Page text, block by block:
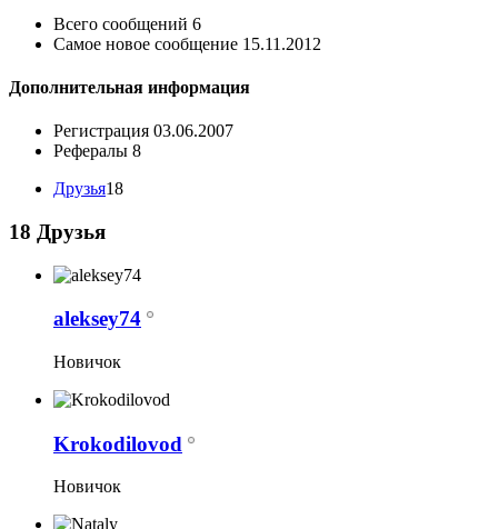
Всего сообщений 6
Самое новое сообщение 15.11.2012
Дополнительная информация
Регистрация 03.06.2007
Рефералы 8
Друзья18
18 Друзья
aleksey74
Новичок
Krokodilovod
Новичок